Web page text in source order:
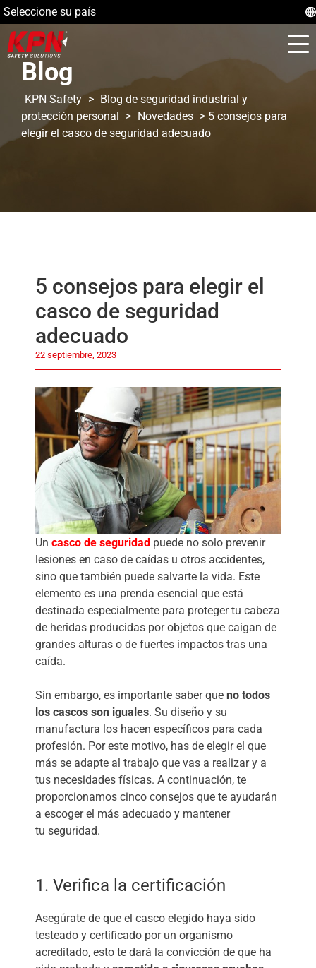
Seleccione su país
Blog
KPN Safety > Blog de seguridad industrial y
protección personal > Novedades > 5 consejos para
elegir el casco de seguridad adecuado
5 consejos para elegir el
casco de seguridad
adecuado
22 septiembre, 2023
Un casco de seguridad puede no solo prevenir
lesiones en caso de caídas u otros accidentes,
sino que también puede salvarte la vida. Este
elemento es una prenda esencial que está
destinada especialmente para proteger tu cabeza
de heridas producidas por objetos que caigan de
grandes alturas o de fuertes impactos tras una
caída.
Sin embargo, es importante saber que no todos
los cascos son iguales. Su diseño y su
manufactura los hacen específicos para cada
profesión. Por este motivo, has de elegir el que
más se adapte al trabajo que vas a realizar y a
tus necesidades físicas. A continuación, te
proporcionamos cinco consejos que te ayudarán
a escoger el más adecuado y mantener
tu seguridad.
1. Verifica la certificación
Asegúrate de que el casco elegido haya sido
testeado y certificado por un organismo
acreditado, esto te dará la convicción de que ha